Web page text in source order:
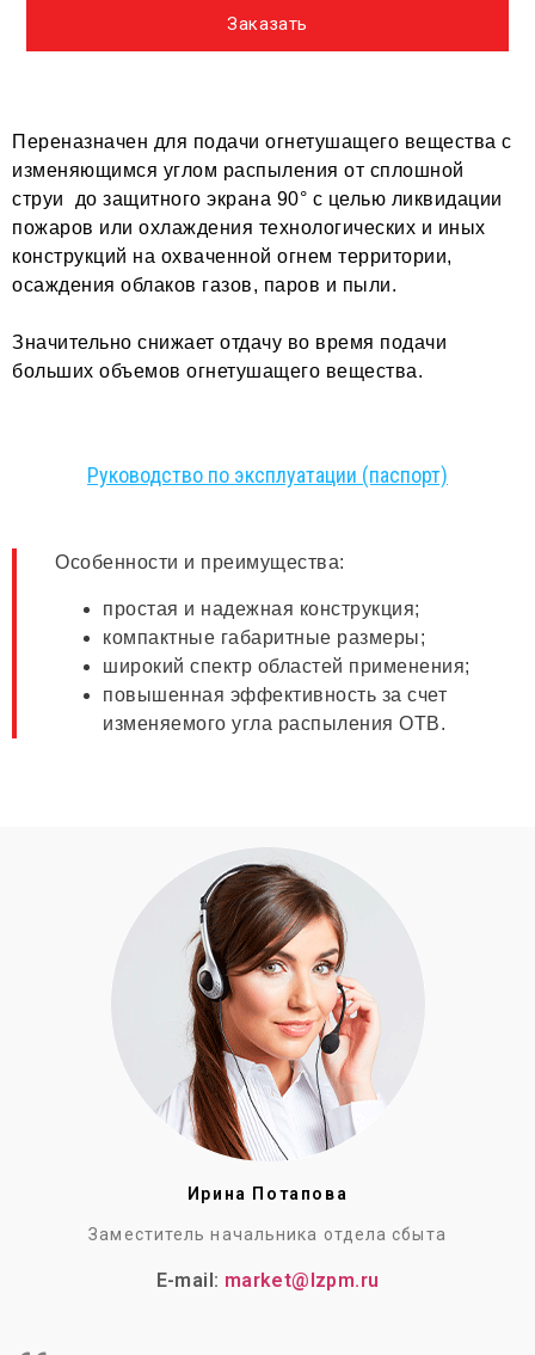
Заказать
Переназначен для подачи огнетушащего вещества с
изменяющимся углом распыления от сплошной
струи до защитного экрана 90° с целью ликвидации
пожаров или охлаждения технологических и иных
конструкций на охваченной огнем территории,
осаждения облаков газов, паров и пыли.
Значительно снижает отдачу во время подачи
больших объемов огнетушащего вещества.
Руководство по эксплуатации (паспорт)
Особенности и преимущества:
простая и надежная конструкция;
компактные габаритные размеры;
широкий спектр областей применения;
повышенная эффективность за счет
изменяемого угла распыления ОТВ.
Ирина Потапова
Заместитель начальника отдела сбыта
E-mail: market@lzpm.ru